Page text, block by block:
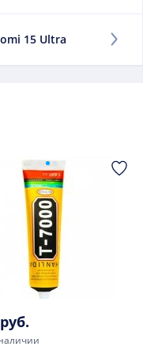
если:
не следует.
15 Ultra